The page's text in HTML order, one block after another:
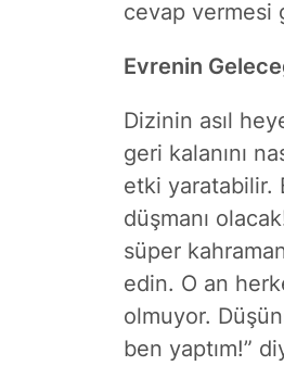
cevap vermesi
Evrenin
Dizinin asıl
geri kalanını
etki yaratabilir.
düşmanı
süper
edin. O an
olmuyor.
ben yaptım!”